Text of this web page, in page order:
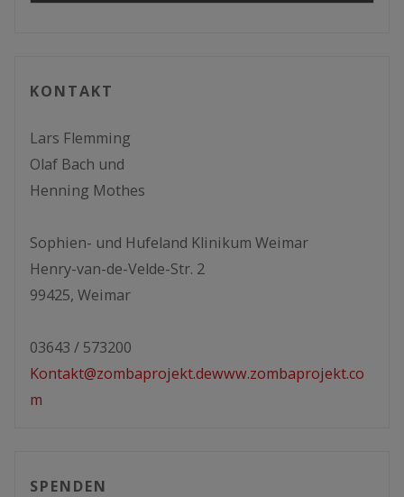
KONTAKT
Lars Flemming
Olaf Bach und
Henning Mothes
Sophien- und Hufeland Klinikum Weimar
Henry-van-de-Velde-Str. 2
99425, Weimar
03643 / 573200
Kontakt@zombaprojekt.dewww.zombaprojekt.co
m
SPENDEN